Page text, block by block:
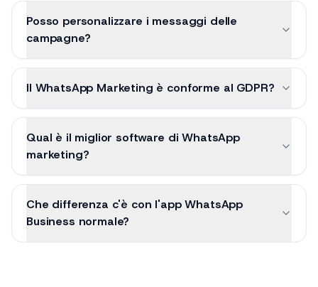
Posso personalizzare i messaggi delle
campagne?
Il WhatsApp Marketing è conforme al GDPR?
Qual è il miglior software di WhatsApp
marketing?
Che differenza c'è con l'app WhatsApp
Business normale?